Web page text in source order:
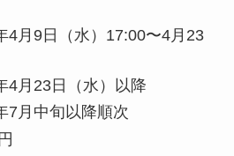
4月9日（水）17:00〜4月23
4月23日（水）以降
7月中旬以降順次